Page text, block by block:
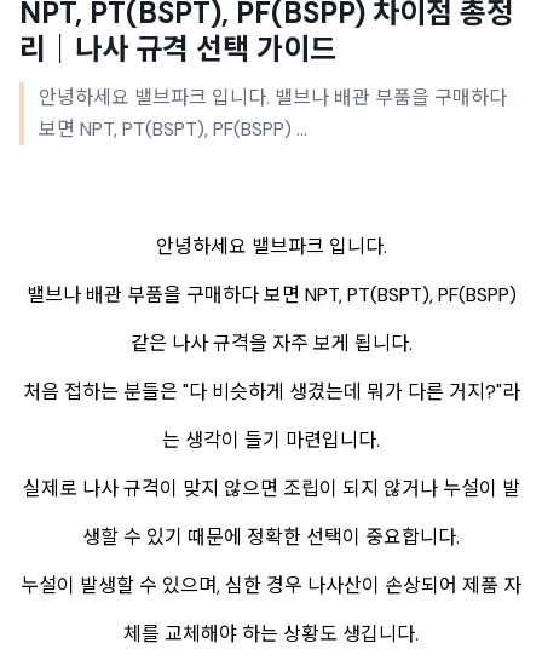
NPT, PT(BSPT), PF(BSPP) 차이점 총정
리｜나사 규격 선택 가이드
안녕하세요 밸브파크 입니다. 밸브나 배관 부품을 구매하다
보면 NPT, PT(BSPT), PF(BSPP) ...
안녕하세요 밸브파크 입니다.
밸브나 배관 부품을 구매하다 보면 NPT, PT(BSPT), PF(BSPP)
같은 나사 규격을 자주 보게 됩니다.
처음 접하는 분들은 "다 비슷하게 생겼는데 뭐가 다른 거지?"라
는 생각이 들기 마련입니다.
실제로 나사 규격이 맞지 않으면 조립이 되지 않거나 누설이 발
생할 수 있기 때문에 정확한 선택이 중요합니다.
누설이 발생할 수 있으며, 심한 경우 나사산이 손상되어 제품 자
체를 교체해야 하는 상황도 생깁니다.